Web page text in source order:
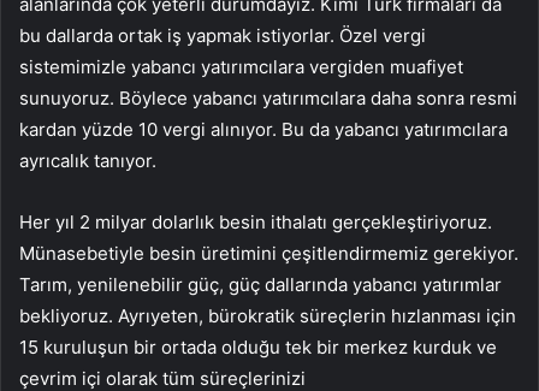
bu dallarda ortak iş yapmak istiyorlar. Özel vergi
sistemimizle yabancı yatırımcılara vergiden muafiyet
sunuyoruz. Böylece yabancı yatırımcılara daha sonra resmi
kardan yüzde 10 vergi alınıyor. Bu da yabancı yatırımcılara
ayrıcalık tanıyor.
Her yıl 2 milyar dolarlık besin ithalatı gerçekleştiriyoruz.
Münasebetiyle besin üretimini çeşitlendirmemiz gerekiyor.
Tarım, yenilenebilir güç, güç dallarında yabancı yatırımlar
bekliyoruz. Ayrıyeten, bürokratik süreçlerin hızlanması için
15 kuruluşun bir ortada olduğu tek bir merkez kurduk ve
çevrim içi olarak tüm süreçlerinizi